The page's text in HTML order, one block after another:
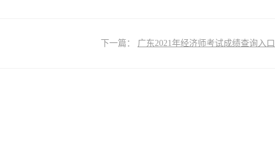
下一篇： 广东2021年经济师考试成绩查询入口